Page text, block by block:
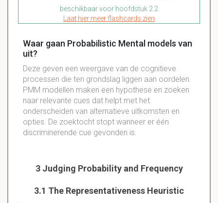
beschikbaar voor hoofdstuk 2.2
Laat hier meer flashcards zien
Waar gaan Probabilistic Mental models van
uit?
Deze geven een weergave van de cognitieve
processen die ten grondslag liggen aan oordelen.
PMM modellen maken een hypothese en zoeken
naar relevante cues dat helpt met het
onderscheiden van alternatieve uitkomsten en
opties. De zoektocht stopt wanneer er één
discriminerende cue gevonden is.
3 Judging Probability and Frequency
3.1 The Representativeness Heuristic